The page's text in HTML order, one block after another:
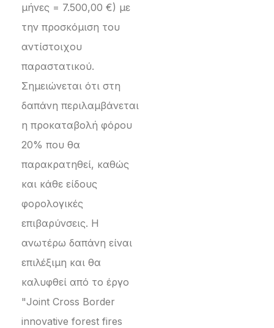
μήνες = 7.500,00 €) με
την προσκόμιση του
αντίστοιχου
παραστατικού.
Σημειώνεται ότι στη
δαπάνη περιλαμβάνεται
η προκαταβολή φόρου
20% που θα
παρακρατηθεί, καθώς
και κάθε είδους
φορολογικές
επιβαρύνσεις. Η
ανωτέρω δαπάνη είναι
επιλέξιμη και θα
καλυφθεί από το έργο
"Joint Cross Border
innovative forest fires